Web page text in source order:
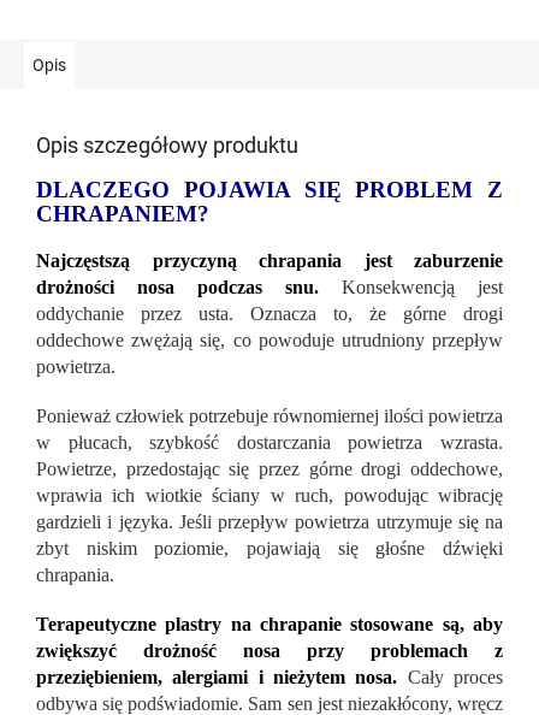
Opis
Opis szczegółowy produktu
DLACZEGO POJAWIA SIĘ PROBLEM Z
CHRAPANIEM?
Najczęstszą przyczyną chrapania jest zaburzenie
drożności nosa podczas snu.
Konsekwencją jest
oddychanie przez usta. Oznacza to, że górne drogi
oddechowe zwężają się, co powoduje utrudniony przepływ
powietrza.
Ponieważ człowiek potrzebuje równomiernej ilości powietrza
w płucach, szybkość dostarczania powietrza wzrasta.
Powietrze, przedostając się przez górne drogi oddechowe,
wprawia ich wiotkie ściany w ruch, powodując wibrację
gardzieli i języka. Jeśli przepływ powietrza utrzymuje się na
zbyt niskim poziomie, pojawiają się głośne dźwięki
chrapania.
Terapeutyczne plastry na chrapanie stosowane są, aby
zwiększyć drożność nosa przy problemach z
przeziębieniem, alergiami i nieżytem nosa. Cały proces
odbywa się podświadomie. Sam sen jest niezakłócony, wręcz